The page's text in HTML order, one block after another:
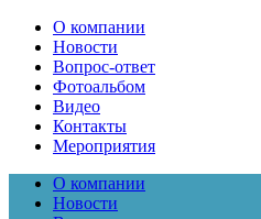
О компании
Новости
Вопрос-ответ
Фотоальбом
Видео
Контакты
Мероприятия
О компании
Новости